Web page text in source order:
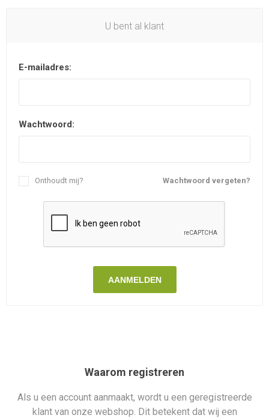
U bent al klant
E-mailadres:
Wachtwoord:
Wachtwoord vergeten?
Onthoudt mij?
AANMELDEN
Waarom registreren
Als u een account aanmaakt, wordt u een geregistreerde
klant van onze webshop. Dit betekent dat wij een